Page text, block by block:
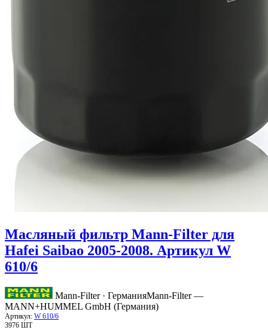
Масляный фильтр Mann-Filter для
Hafei Saibao 2005-2008. Артикул W
610/6
Mann-Filter · ГерманияMann-Filter —
MANN+HUMMEL GmbH (Германия)
Артикул: W 610/6
3976 ШТ